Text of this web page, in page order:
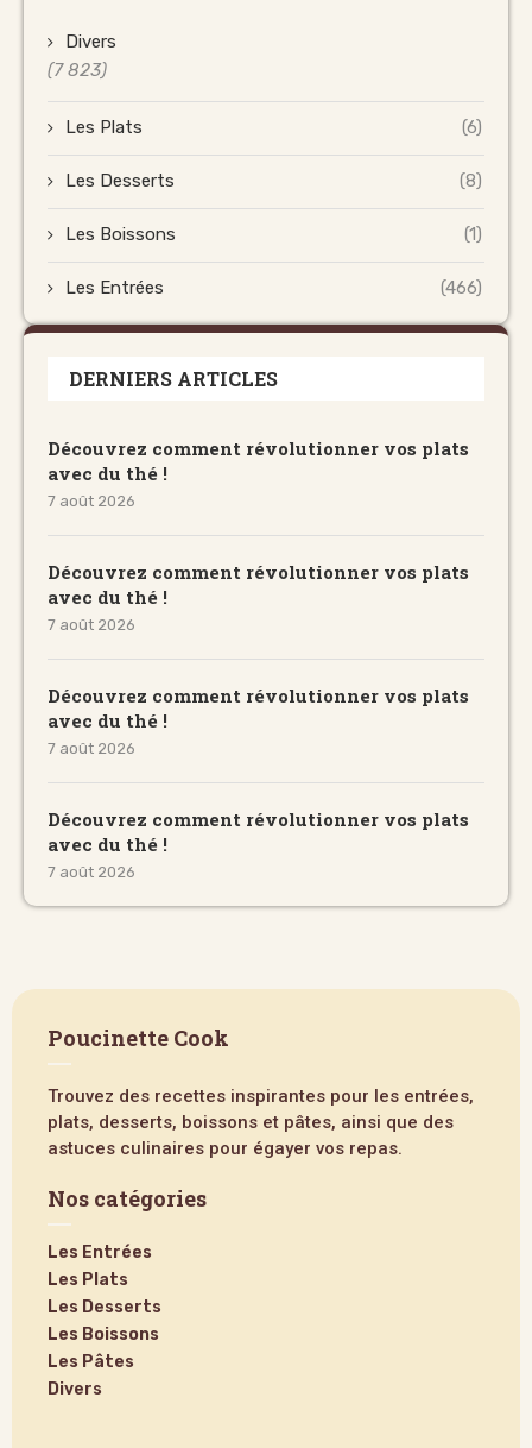
Divers
(7 823)
Les Plats (6)
Les Desserts (8)
Les Boissons (1)
Les Entrées (466)
DERNIERS ARTICLES
Découvrez comment révolutionner vos plats
avec du thé !
7 août 2026
Découvrez comment révolutionner vos plats
avec du thé !
7 août 2026
Découvrez comment révolutionner vos plats
avec du thé !
7 août 2026
Découvrez comment révolutionner vos plats
avec du thé !
7 août 2026
Poucinette Cook
Trouvez des recettes inspirantes pour les entrées,
plats, desserts, boissons et pâtes, ainsi que des
astuces culinaires pour égayer vos repas.
Nos catégories
Les Entrées
Les Plats
Les Desserts
Les Boissons
Les Pâtes
Divers